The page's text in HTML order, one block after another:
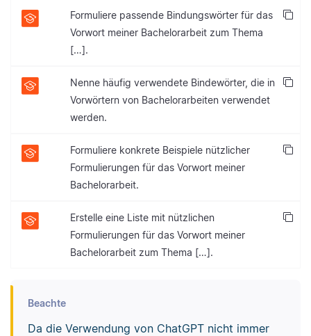
Formuliere passende Bindungswörter für das
Vorwort meiner Bachelorarbeit zum Thema
[…].
Nenne häufig verwendete Bindewörter, die in
Vorwörtern von Bachelorarbeiten verwendet
werden.
Formuliere konkrete Beispiele nützlicher
Formulierungen für das Vorwort meiner
Bachelorarbeit.
Erstelle eine Liste mit nützlichen
Formulierungen für das Vorwort meiner
Bachelorarbeit zum Thema […].
Beachte
Da die Verwendung von ChatGPT nicht immer